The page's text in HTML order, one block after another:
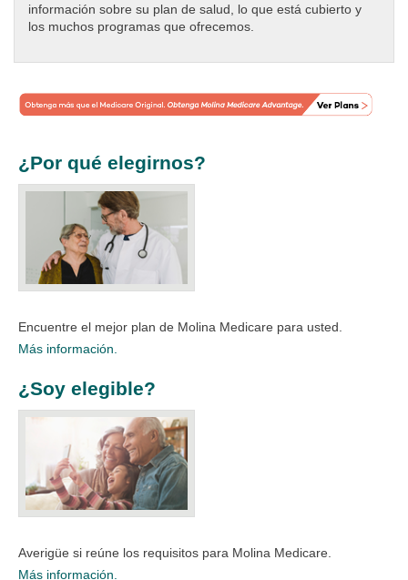
información sobre su plan de salud, lo que está cubierto y
los muchos programas que ofrecemos.
¿Por qué elegirnos?
Encuentre el mejor plan de Molina Medicare para usted.​
Más información.
¿Soy elegible?
Averigüe si reúne los requisitos para Molina Medicare.​
Más información.